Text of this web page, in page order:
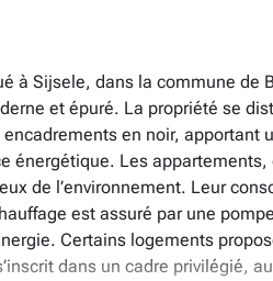
à Sijsele, dans la commune
et épuré. La propriété se
en noir,
énergétique. Les
de l’environnement. Leur
est assuré par une
Certains logements
dans un cadre privilégié,